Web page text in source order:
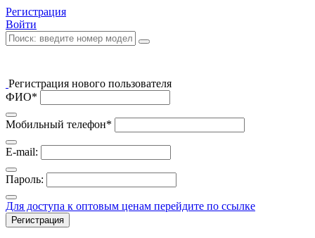
Регистрация
Войти
Регистрация нового пользователя
ФИО*
Мобильный телефон*
E-mail:
Пароль:
Для доступа к оптовым ценам перейдите по ссылке
Регистрация